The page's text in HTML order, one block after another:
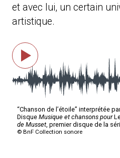
et avec lui, un certain
artistique.